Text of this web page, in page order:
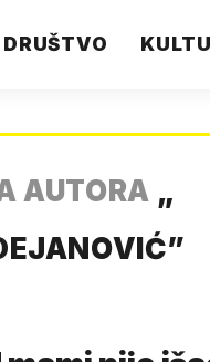
AUTORA „
”